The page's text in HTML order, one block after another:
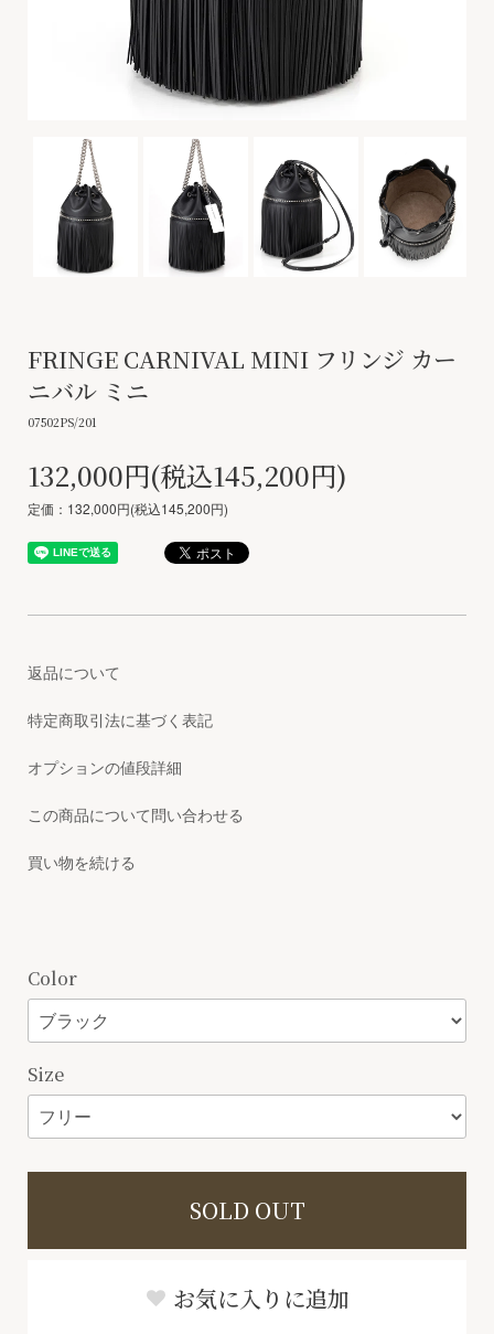
FRINGE CARNIVAL MINI フリンジ カー
ニバル ミニ
07502PS/201
132,000円(税込145,200円)
定価：132,000円(税込145,200円)
返品について
特定商取引法に基づく表記
オプションの値段詳細
この商品について問い合わせる
買い物を続ける
Color
Size
SOLD OUT
お気に入りに追加